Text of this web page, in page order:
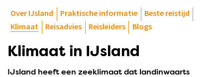
Over IJsland Praktische informatie
Beste reistijd
Klimaat
Reisadvies Reisleiders Blogs
Klimaat in IJsland
IJsland heeft een zeeklimaat dat landinwaarts